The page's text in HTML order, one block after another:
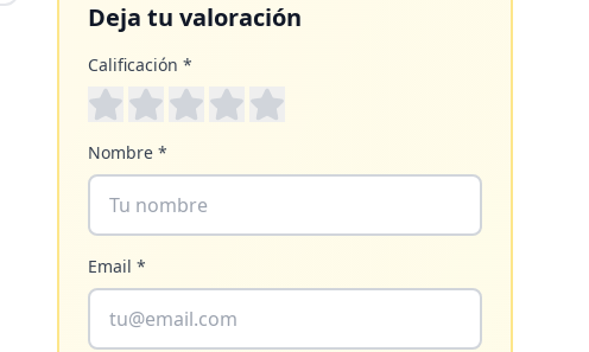
Deja tu valoración
Calificación *
Nombre *
Email *